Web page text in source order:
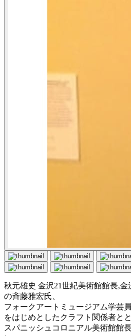
秋元雄史 金沢21世紀美術館館長,
の斉藤雅宏氏、
フォークアートミュージアム学芸
をはじめとしたクラフト関係者と
スパニッシュコロニアル美術館館